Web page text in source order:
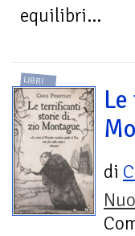
equilibri...
LIBRI
di